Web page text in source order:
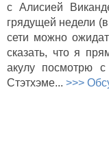
с Алисией
грядущей недели
сети можно
сказать, что я
акулу посмотрю
Стэтхэме... >>>